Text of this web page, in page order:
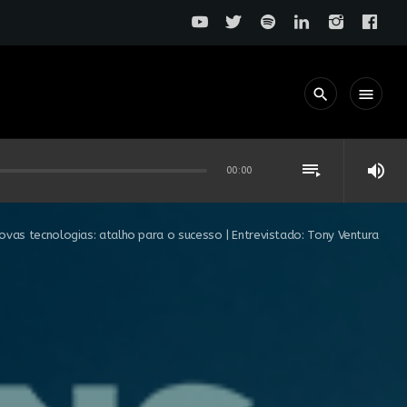
search menu
00:00 playlist_play volume_up
tecnologias: atalho para o sucesso | Entrevistado: Tony Ventura